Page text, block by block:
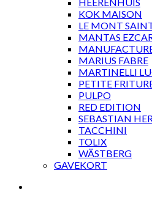
KOK MAISON
LE MONT
MANTAS
MARIUS FABRE
MARTINELLI
PETITE
PULPO
RED EDITION
SEBASTIAN
TACCHINI
TOLIX
WÄSTBERG
GAVEKORT